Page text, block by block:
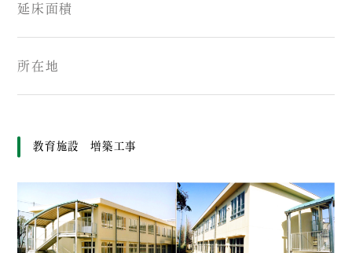
延床面積
所在地
教育施設 増築工事